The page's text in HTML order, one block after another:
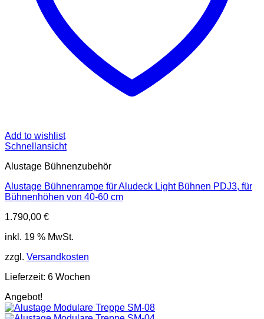
Add to wishlist
Schnellansicht
Alustage Bühnenzubehör
Alustage Bühnenrampe für Aludeck Light Bühnen PDJ3, für
Bühnenhöhen von 40-60 cm
1.790,00 €
inkl. 19 % MwSt.
zzgl. Versandkosten
Lieferzeit: 6 Wochen
Angebot!